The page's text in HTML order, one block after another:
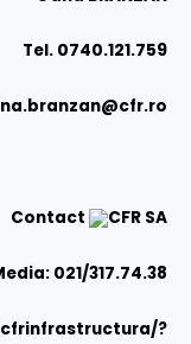
Tel. 0740.121.759
Contact CFR SA
021/317.74.38
?